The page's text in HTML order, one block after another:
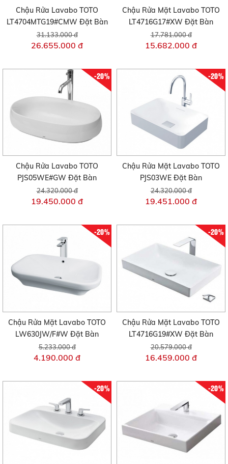
Chậu Rửa Lavabo TOTO
LT4704MTG19#CMW Đặt Bàn
31.133.000 đ
26.655.000 đ
Chậu Rửa Mặt Lavabo TOTO
LT4716G17#XW Đặt Bàn
17.781.000 đ
15.682.000 đ
-20%
Chậu Rửa Lavabo TOTO
PJS05WE#GW Đặt Bàn
24.320.000 đ
19.450.000 đ
-20%
Chậu Rửa Mặt Lavabo TOTO
PJS03WE Đặt Bàn
24.320.000 đ
19.451.000 đ
-20%
Chậu Rửa Mặt Lavabo TOTO
LW630JW/F#W Đặt Bàn
5.233.000 đ
4.190.000 đ
-20%
Chậu Rửa Mặt Lavabo TOTO
LT4716G19#XW Đặt Bàn
20.579.000 đ
16.459.000 đ
-20% -20%